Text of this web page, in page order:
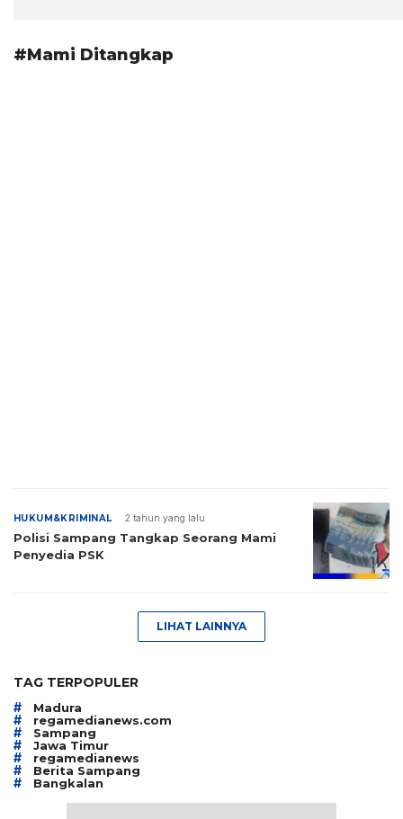
#Mami Ditangkap
HUKUM&KRIMINAL 2 tahun yang lalu
Polisi Sampang Tangkap Seorang Mami
Penyedia PSK
LIHAT LAINNYA
TAG TERPOPULER
# Madura
# regamedianews.com
# Sampang
# Jawa Timur
# regamedianews
# Berita Sampang
# Bangkalan